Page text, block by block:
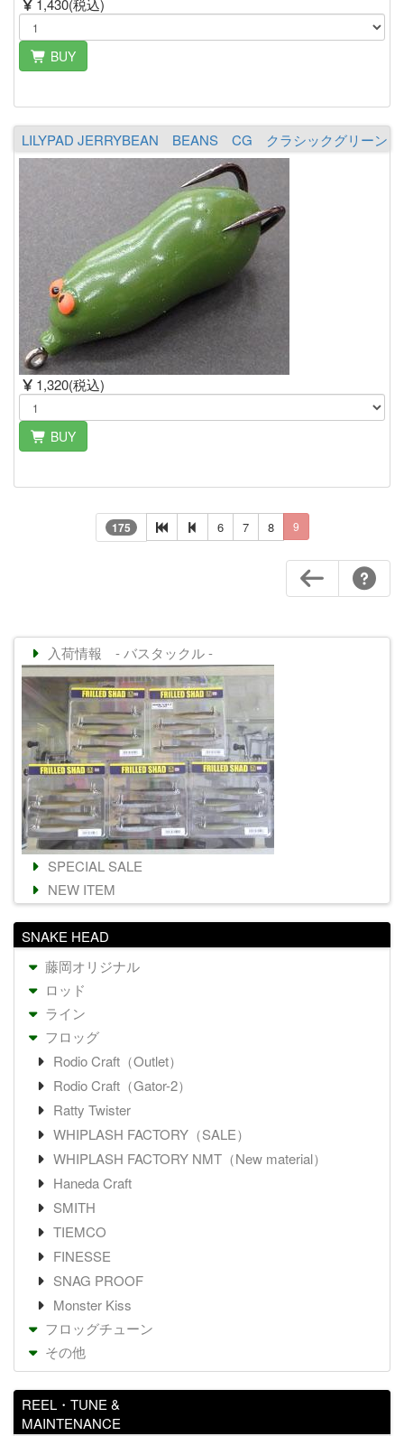
1,430(税込)
BUY
LILYPAD JERRYBEAN BEANS CG クラシックグリーン
1,320(税込)
BUY
175 6 7 8 9
入荷情報 - バスタックル -
SPECIAL SALE
NEW ITEM
SNAKE HEAD
藤岡オリジナル
ロッド
ライン
フロッグ
Rodio Craft（Outlet）
Rodio Craft（Gator-2）
Ratty Twister
WHIPLASH FACTORY（SALE）
WHIPLASH FACTORY NMT（New material）
Haneda Craft
SMITH
TIEMCO
FINESSE
SNAG PROOF
Monster Kiss
フロッグチューン
その他
REEL・TUNE &
MAINTENANCE